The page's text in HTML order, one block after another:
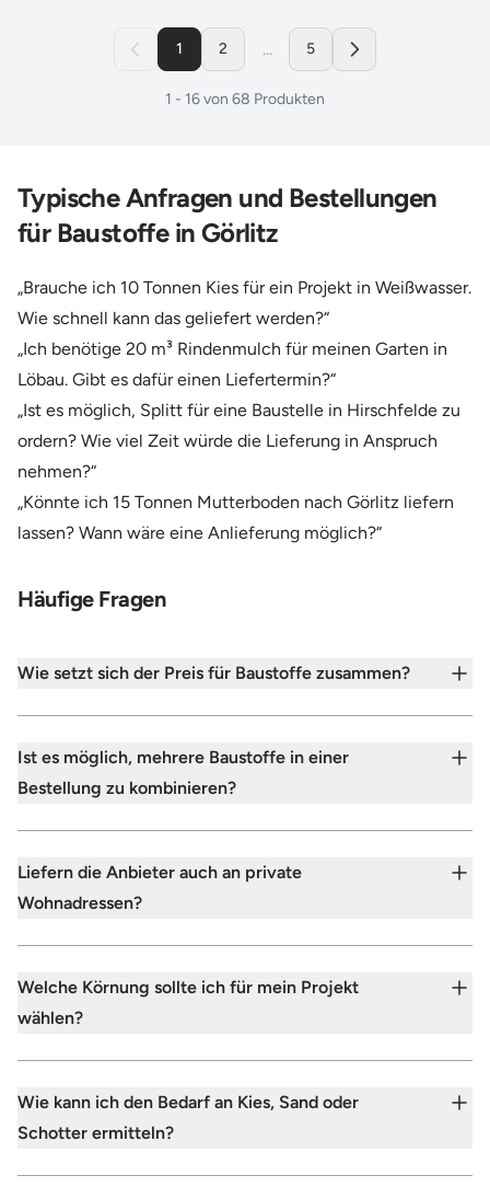
1 2 ... 5
1 - 16von 68 Produkten
Typische Anfragen und Bestellungen
für Baustoffe in Görlitz
„Brauche ich 10 Tonnen Kies für ein Projekt in Weißwasser.
Wie schnell kann das geliefert werden?“
„Ich benötige 20 m³ Rindenmulch für meinen Garten in
Löbau. Gibt es dafür einen Liefertermin?“
„Ist es möglich, Splitt für eine Baustelle in Hirschfelde zu
ordern? Wie viel Zeit würde die Lieferung in Anspruch
nehmen?“
„Könnte ich 15 Tonnen Mutterboden nach Görlitz liefern
lassen? Wann wäre eine Anlieferung möglich?“
Häufige Fragen
Wie setzt sich der Preis für Baustoffe zusammen?
Ist es möglich, mehrere Baustoffe in einer
Bestellung zu kombinieren?
Liefern die Anbieter auch an private
Wohnadressen?
Welche Körnung sollte ich für mein Projekt
wählen?
Wie kann ich den Bedarf an Kies, Sand oder
Schotter ermitteln?